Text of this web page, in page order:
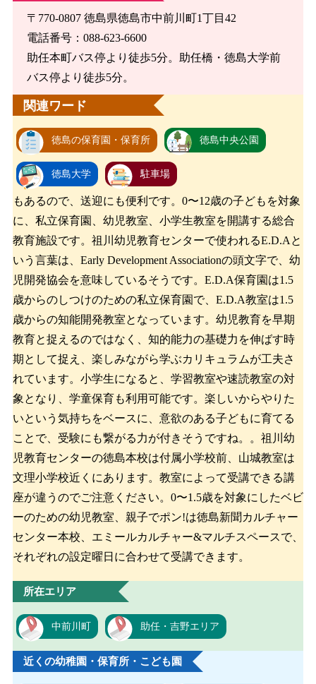
〒770-0807 徳島県徳島市中前川町1丁目42
電話番号：088-623-6600
助任本町バス停より徒歩5分。助任橋・徳島大学前
バス停より徒歩5分。
関連ワード
徳島の保育園・保育所 徳島中央公園
徳島大学 駐車場
もあるので、送迎にも便利です。0〜12歳の子どもを対象
に、私立保育園、幼児教室、小学生教室を開講する総合
教育施設です。祖川幼児教育センターで使われるE.D.Aと
いう言葉は、Early Development Associationの頭文字で、幼
児開発協会を意味しているそうです。E.D.A保育園は1.5
歳からのしつけのための私立保育園で、E.D.A教室は1.5
歳からの知能開発教室となっています。幼児教育を早期
教育と捉えるのではなく、知的能力の基礎力を伸ばす時
期として捉え、楽しみながら学ぶカリキュラムが工夫さ
れています。小学生になると、学習教室や速読教室の対
象となり、学童保育も利用可能です。楽しいからやりた
いという気持ちをベースに、意欲のある子どもに育てる
ことで、受験にも繋がる力が付きそうですね。。祖川幼
児教育センターの徳島本校は付属小学校前、山城教室は
文理小学校近くにあります。教室によって受講できる講
座が違うのでご注意ください。0〜1.5歳を対象にしたベビ
ーのための幼児教室、親子でポン!は徳島新聞カルチャー
センター本校、エミールカルチャー&マルチスペースで、
それぞれの設定曜日に合わせて受講できます。
所在エリア
中前川町 助任・吉野エリア
近くの幼稚園・保育所・こども園